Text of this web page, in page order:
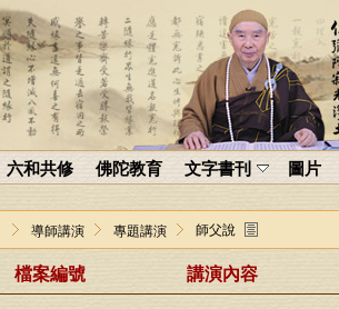
六和共修 佛陀教育 文字書刊 圖片
導師講演 專題講演 師父說
檔案編號 講演內容